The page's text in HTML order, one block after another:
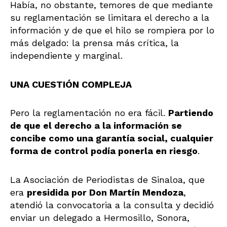
Había, no obstante, temores de que mediante
su reglamentación se limitara el derecho a la
información y de que el hilo se rompiera por lo
más delgado: la prensa más crítica, la
independiente y marginal.
UNA CUESTIÓN COMPLEJA
Pero la reglamentación no era fácil. Partiendo
de que el derecho a la información se
concibe como una garantía social, cualquier
forma de control podía ponerla en riesgo.
La Asociación de Periodistas de Sinaloa, que
era presidida por Don Martín Mendoza,
atendió la convocatoria a la consulta y decidió
enviar un delegado a Hermosillo, Sonora,